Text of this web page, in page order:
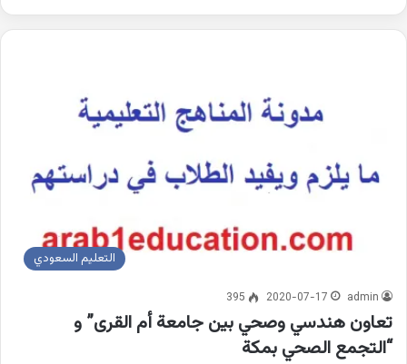
التعليم السعودي
admin
2020-07-17
395
تعاون هندسي وصحي بين جامعة أم القرى” و
“التجمع الصحي بمكة